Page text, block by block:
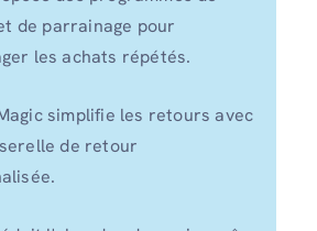
de parrainage pour
les achats répétés.
simplifie les retours avec
de retour